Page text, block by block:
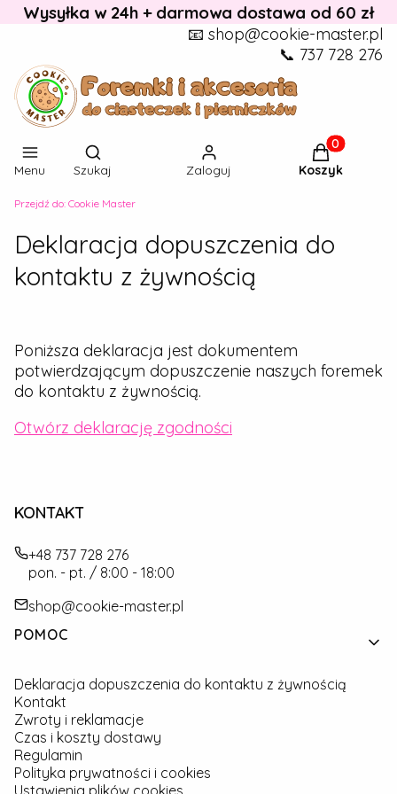
Wysyłka w 24h + darmowa dostawa od 60 zł
📧 shop@cookie-master.pl
📞 737 728 276
Menu
Otwórz wyszukiwarkę
Szukaj Zaloguj
Produkty w
Koszyk
Przejdź do: Cookie Master
Deklaracja dopuszczenia do
kontaktu z żywnością
Poniższa deklaracja jest dokumentem
potwierdzającym dopuszczenie naszych foremek
do kontaktu z żywnością.
Otwórz deklarację zgodności
KONTAKT
+48 737 728 276
pon. - pt. / 8:00 - 18:00
shop@cookie-master.pl
Linki w stopce
POMOC
Deklaracja dopuszczenia do kontaktu z żywnością
Kontakt
Zwroty i reklamacje
Czas i koszty dostawy
Regulamin
Polityka prywatności i cookies
Ustawienia plików cookies